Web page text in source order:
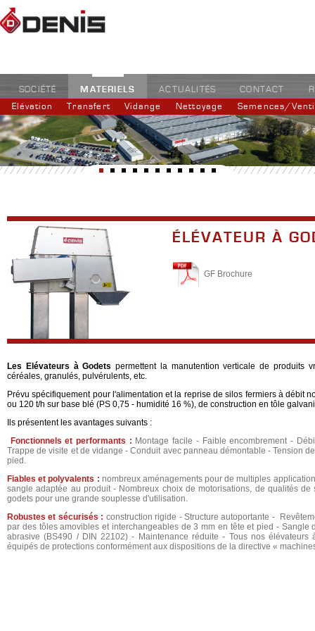
SOCIÉTÉ MATERIELS
Elévation Transfert Vidange Nettoyage Semences/
ACTUALITÉS CONTACT
ÉLÉVATEUR À
GF Brochure
Les Elévateurs à Godets permettent la manutention verticale de produits
céréales, granulés, pulvérulents, etc.
Prévu spécifiquement pour l'alimentation et la reprise de silos fermiers à débit
ou 120 t/h sur base blé (PS 0,75 - humidité 16 %), de construction en tôle
Ils présentent les avantages suivants :
Fonctionnels et performants : Montage facile - Faible encombrement -
Trappe de visite et de vidange - Conduit avec panneau démontable - Tension
pied.
Fiables et polyvalents : nombreux aménagements pour de multiples
sangle adaptée au produit - Nombreux choix de motorisations, de qualités de
godets pour une grande souplesse d'utilisation.
Robustes et sécurisés : construction rigide - Structure autoportante -
par des tôles amovibles et interchangeables de 3 mm en tête et pied - Sangle
abrasive (BS490 / DIN 22102) - Maintenance réduite - Tous nos élévateurs
équipés de protections conformément aux dispositions de la directive «